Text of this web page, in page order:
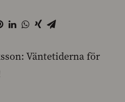
Väntetiderna för